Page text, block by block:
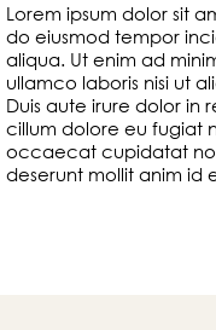
Lorem ipsum dolor sit
do eiusmod tempor
aliqua. Ut enim ad
ullamco laboris nisi ut
Duis aute irure dolor in
cillum dolore eu fugiat
occaecat cupidatat
deserunt mollit anim id